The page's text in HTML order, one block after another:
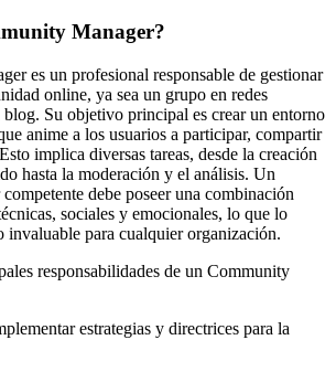
Manager?
es un profesional responsable de gestionar
online, ya sea un grupo en redes
Su objetivo principal es crear un entorno
anime a los usuarios a participar, compartir
implica diversas tareas, desde la creación
hasta la moderación y el análisis. Un
debe poseer una combinación
sociales y emocionales, lo que lo
invaluable para cualquier organización.
responsabilidades de un Community
estrategias y directrices para la